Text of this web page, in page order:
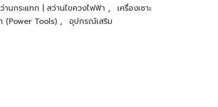
านกระแทก | สว่านไขควงไฟฟ้า ,
เครื่องเซาะ
(Power Tools) , อุปกรณ์เสริม